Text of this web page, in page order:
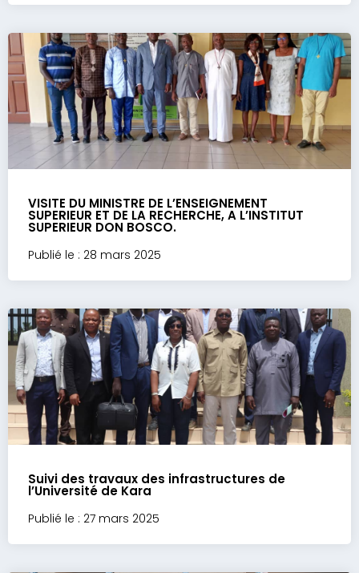
VISITE DU MINISTRE DE L’ENSEIGNEMENT
SUPERIEUR ET DE LA RECHERCHE, A L’INSTITUT
SUPERIEUR DON BOSCO.
Publié le : 28 mars 2025
Suivi des travaux des infrastructures de
l’Université de Kara
Publié le : 27 mars 2025